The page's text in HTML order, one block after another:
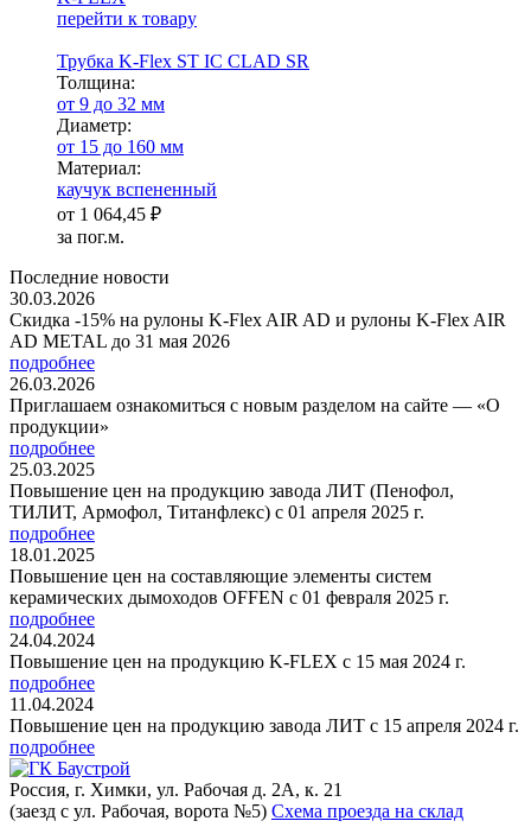
перейти к товару
Трубка K-Flex ST IС CLAD SR
Тол­щи­на:
от 9 до 32 мм
Диаметр:
от 15 до 160 мм
Ма­­те­­ри­­ал:
каучук вспененный
от 1 064,45 ₽
за пог.м.
Последние новости
30.03.2026
Скидка -15% на рулоны K-Flex AIR AD и рулоны K-Flex AIR
AD METAL до 31 мая 2026
подробнее
26.03.2026
Приглашаем ознакомиться с новым разделом на сайте — «О
продукции»
подробнее
25.03.2025
Повышение цен на продукцию завода ЛИТ (Пенофол,
ТИЛИТ, Армофол, Титанфлекс) с 01 апреля 2025 г.
подробнее
18.01.2025
Повышение цен на составляющие элементы систем
керамических дымоходов OFFEN с 01 февраля 2025 г.
подробнее
24.04.2024
Повышение цен на продукцию K-FLEX с 15 мая 2024 г.
подробнее
11.04.2024
Повышение цен на продукцию завода ЛИТ с 15 апреля 2024 г.
подробнее
Россия, г. Химки, ул. Рабочая д. 2А, к. 21
(заезд с ул. Рабочая, ворота №5) Схема проезда на склад